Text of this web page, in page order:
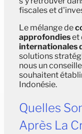
fiscales et
Le mélange de
approfondieset
internationales
solutions
nous un
souhaitent
Indonésie.
Quelles
Après La